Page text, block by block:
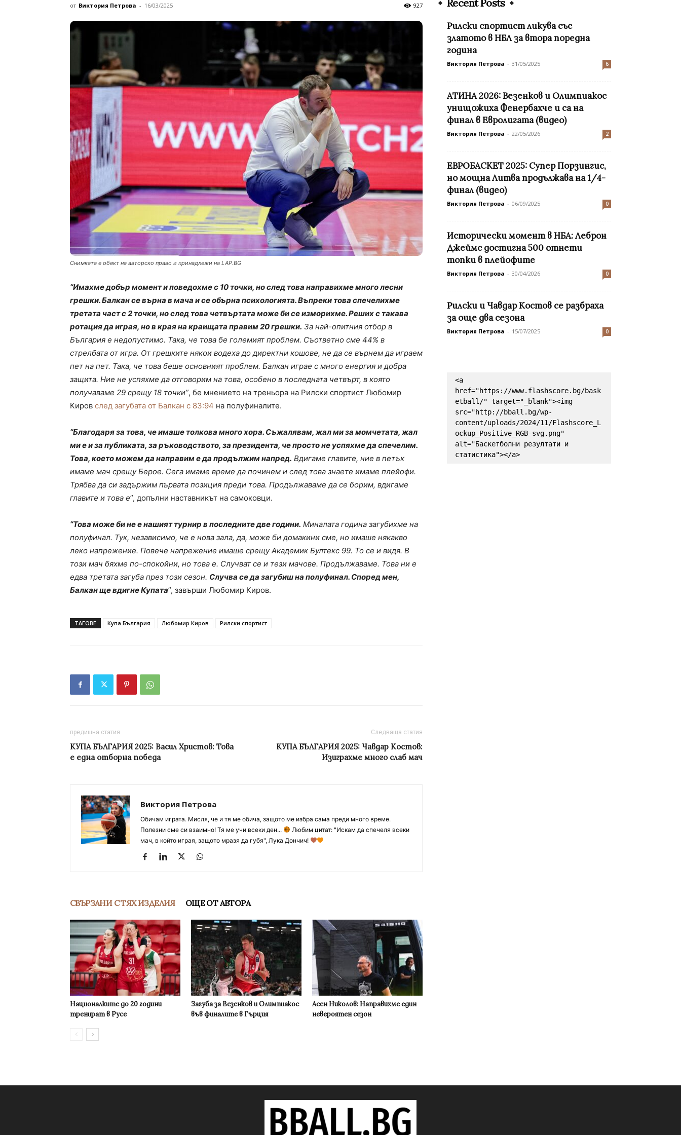
от Виктория Петрова - 16/03/2025 927
Снимката е обект на авторско право и принадлежи на LAP.BG
“Имахме добър момент и поведохме с 10 точки, но след това направихме много лесни
грешки. Балкан се върна в мача и се обърна психологията. Въпреки това спечелихме
третата част с 2 точки, но след това четвъртата може би се изморихме. Реших с такава
ротация да играя, но в края на краищата правим 20 грешки. За най-опитния отбор в
България е недопустимо. Така, че това бе големият проблем. Съответно сме 44% в
стрелбата от игра. От грешките някои водеха до директни кошове, не да се върнем да играем
пет на пет. Така, че това беше основният проблем. Балкан играе с много енергия и добра
защита. Ние не успяхме да отговорим на това, особено в последната четвърт, в която
получаваме 29 срещу 18 точки”, бе мнението на треньора на Рилски спортист Любомир
Киров след загубата от Балкан с 83:94 на полуфиналите.
“Благодаря за това, че имаше толкова много хора. Съжалявам, жал ми за момчетата, жал
ми е и за публиката, за ръководството, за президента, че просто не успяхме да спечелим.
Това, което можем да направим е да продължим напред. Вдигаме главите, ние в петък
имаме мач срещу Берое. Сега имаме време да починем и след това знаете имаме плейофи.
Трябва да си задържим първата позиция преди това. Продължаваме да се борим, вдигаме
главите и това е”, допълни наставникът на самоковци.
“Това може би не е нашият турнир в последните две години. Миналата година загубихме на
полуфинал. Тук, независимо, че е нова зала, да, може би домакини сме, но имаше някакво
леко напрежение. Повече напрежение имаше срещу Академик Бултекс 99. То се и видя. В
този мач бяхме по-спокойни, но това е. Случват се и тези мачове. Продължаваме. Това ни е
едва третата загуба през този сезон. Случва се да загубиш на полуфинал. Според мен,
Балкан ще вдигне Купата”, завърши Любомир Киров.
ТАГОВЕ Купа България Любомир Киров Рилски спортист
предишна статия
КУПА БЪЛГАРИЯ 2025: Васил Христов: Това
е една отборна победа
Следваща статия
КУПА БЪЛГАРИЯ 2025: Чавдар Костов:
Изиграхме много слаб мач
Виктория Петрова
Обичам играта. Мисля, че и тя ме обича, защото ме избра сама преди много време.
Полезни сме си взаимно! Тя ме учи всеки ден...
Любим цитат: "Искам да спечеля всеки
мач, в който играя, защото мразя да губя", Лука Дончич!
СВЪРЗАНИ С ТЯХ ИЗДЕЛИЯ ОЩЕ ОТ АВТОРА
Националките до 20 години
тренират в Русе
Загуба за Везенков и Олимпиакос
във финалите в Гърция
Асен Николов: Направихме един
невероятен сезон
Recent Posts
Рилски спортист ликува със
златото в НБЛ за втора поредна
година
Виктория Петрова - 31/05/2025 6
АТИНА 2026: Везенков и Олимпиакос
унищожиха Фенербахче и са на
финал в Евролигата (видео)
Виктория Петрова - 22/05/2026 2
ЕВРОБАСКЕТ 2025: Супер Порзингис,
но мощна Литва продължава на 1/4-
финал (видео)
Виктория Петрова - 06/09/2025 0
Исторически момент в НБА: Леброн
Джеймс достигна 500 отнети
топки в плейофите
Виктория Петрова - 30/04/2026 0
Рилски и Чавдар Костов се разбраха
за още два сезона
Виктория Петрова - 15/07/2025 0
<a
href="https://www.flashscore.bg/bask
etball/" target="_blank"><img
src="http://bball.bg/wp-
content/uploads/2024/11/Flashscore_L
ockup_Positive_RGB-svg.png"
alt="Баскетболни резултати и
статистика"></a>